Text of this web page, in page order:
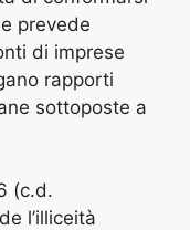
prevede
di imprese
rapporti
sottoposte a
(c.d.
l’illiceità